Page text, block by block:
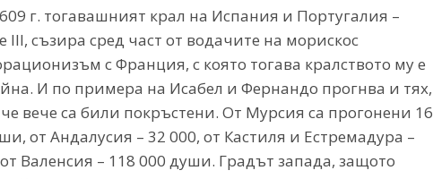
г. тогавашният крал на Испания и Португалия –
III, съзира сред част от водачите на морискос
с Франция, с която тогава кралството му е
И по примера на Исабел и Фернандо прогнва и тях,
вече са били покръстени. От Мурсия са прогонени 16
от Андалусия – 32 000, от Кастиля и Естремадура –
Валенсия – 118 000 души. Градът запада, защото